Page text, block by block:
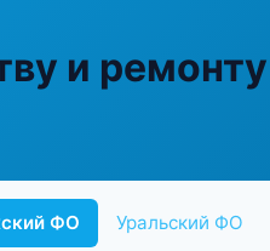
и ремонту
ФО Уральский ФО